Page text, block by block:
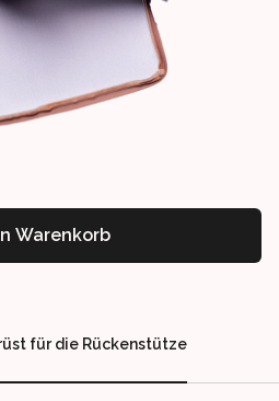
Warenkorb
für die Rückenstütze